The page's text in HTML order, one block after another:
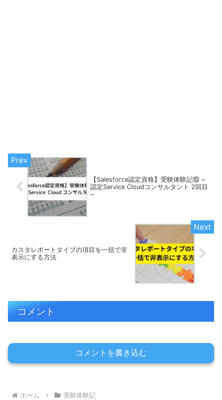
【Salesforce認定資格】受験体験記⑩ ~
認定Service Cloudコンサルタント 2回目
~
カスタレポートタイプの項目を一括で非
表示にする方法
コメント
コメントを書き込む
ホーム 受験体験記